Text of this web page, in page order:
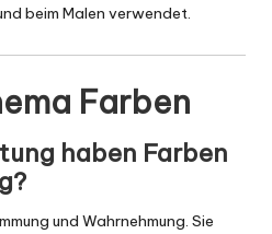
beim Malen verwendet.
Farben
haben Farben
und Wahrnehmung. Sie